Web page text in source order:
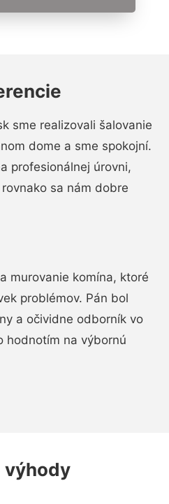
sme realizovali šalovanie
dome a sme spokojní.
profesionálnej úrovni,
sa nám dobre
murovanie komína, ktoré
problémov. Pán bol
a očividne odborník vo
hodnotím na výbornú
výhody